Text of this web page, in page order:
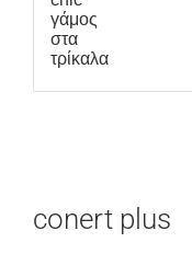
conert plus